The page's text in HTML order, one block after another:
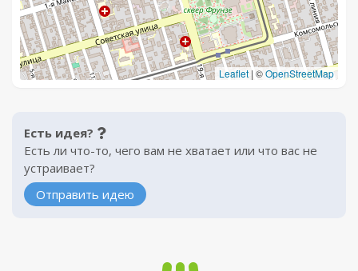
Leaflet | ©OpenStreetMap
Есть идея?
Есть ли что-то, чего вам не хватает или что вас не
устраивает?
Отправить идею